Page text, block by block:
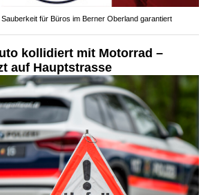
für Büros im Berner Oberland garantiert
kollidiert mit Motorrad –
auf Hauptstrasse